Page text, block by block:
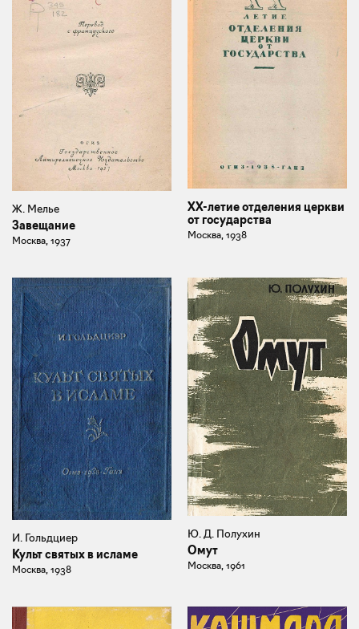
Ж. Мелье
Завещание
Москва, 1937
XX-летие отделения церкви
от государства
Москва, 1938
И. Гольдциер
Культ святых в исламе
Москва, 1938
Ю. Д. Полухин
Омут
Москва, 1961